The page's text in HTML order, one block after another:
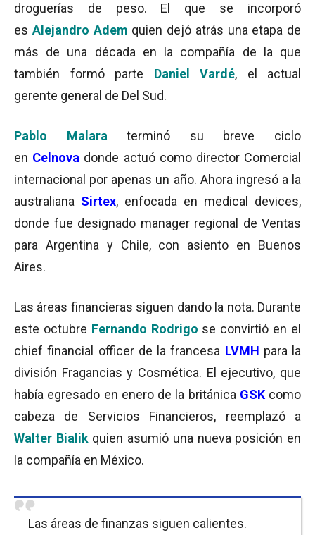
droguerías de peso. El que se incorporó
es Alejandro Adem quien dejó atrás una etapa de
más de una década en la compañía de la que
también formó parte Daniel Vardé, el actual
gerente general de Del Sud.
Pablo Malara terminó su breve ciclo
en Celnova donde actuó como director Comercial
internacional por apenas un año. Ahora ingresó a la
australiana Sirtex, enfocada en medical devices,
donde fue designado manager regional de Ventas
para Argentina y Chile, con asiento en Buenos
Aires.
Las áreas financieras siguen dando la nota. Durante
este octubre Fernando Rodrigo se convirtió en el
chief financial officer de la francesa LVMH para la
división Fragancias y Cosmética. El ejecutivo, que
había egresado en enero de la británica GSK como
cabeza de Servicios Financieros, reemplazó a
Walter Bialikquien asumió una nueva posición en
la compañía en México.
Las áreas de finanzas siguen calientes.